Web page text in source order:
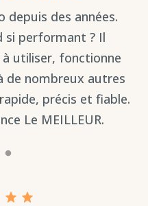
depuis des années.
si performant ? Il
utiliser, fonctionne
de nombreux autres
précis et fiable.
Le MEILLEUR.